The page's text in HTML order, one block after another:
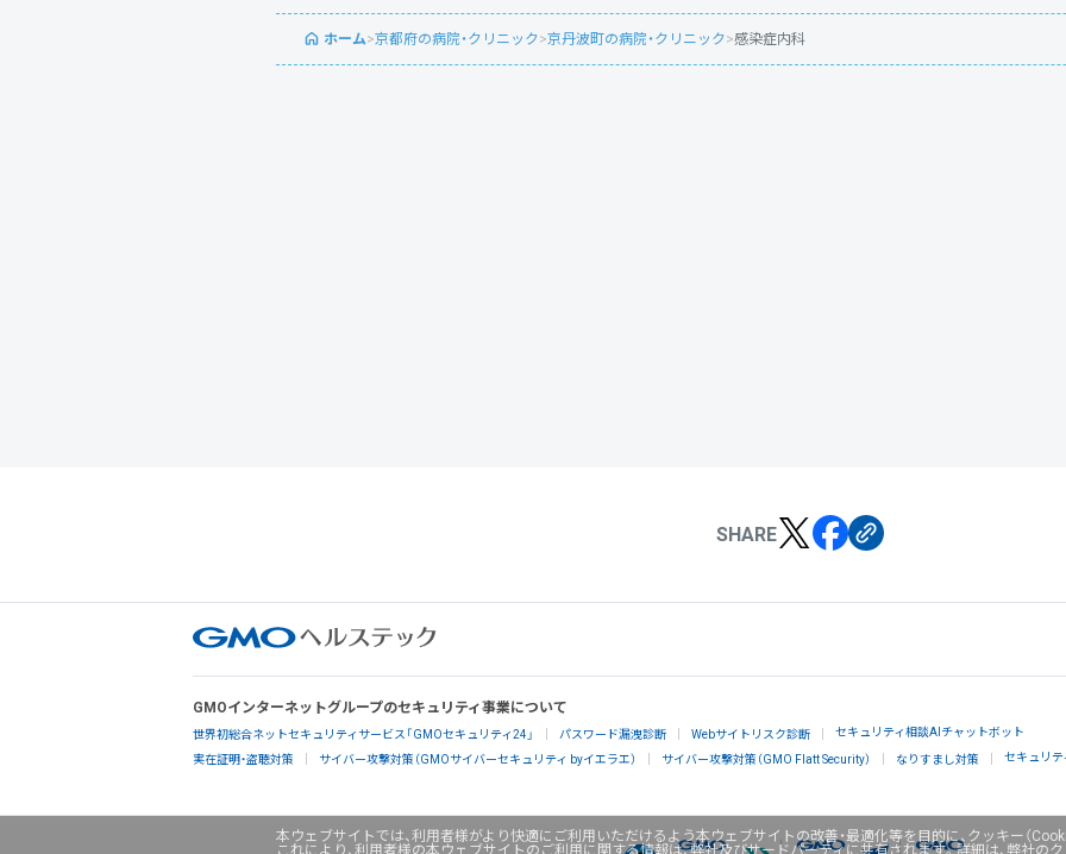
本ウェブサイトでは、利用者様がより快適にご利用いただけるよう本ウェブサイトの改善・最適化等を目的に、クッキー（
これにより、利用者様の本ウェブサイトのご利用に関する情報は、弊社及びサードパーティに共有されます。詳細は、弊社の
ホーム>京都府の病院・クリニック>京丹波町の病院・クリニック>感染症内科
SHARE
GMOインターネットグループのセキュリティ事業について
世界初総合ネットセキュリティサービス「GMOセキュリティ24」 パスワード漏洩診断 Webサイトリスク診断 セキュリティ相談AIチャットボット
実在証明・盗聴対策 サイバー攻撃対策（GMOサイバーセキュリティ byイエラエ） サイバー攻撃対策（GMO Flatt Security） なりすまし対策 セキュリテ